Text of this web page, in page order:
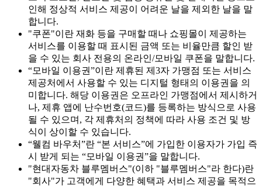
인해 정상적 서비스 제공이 어려운 날을 제외한 날을 말
합니다.
"쿠폰"이란 재화 등을 구매할 때나 쇼핑몰이 제공하는
서비스를 이용할 때 표시된 금액 또는 비율만큼 할인 받
을 수 있는 회사 전용의 온라인/모바일 쿠폰을 말합니다.
“모바일 이용권”이란 제휴된 제3자 가맹점 또는 서비스
제공처에서 사용할 수 있는 디지털 형태의 이용권을 의
미합니다. 해당 이용권은 오프라인 가맹점에서 제시하거
나, 제휴 앱에 난수번호(코드)를 등록하는 방식으로 사용
될 수 있으며, 각 제휴처의 정책에 따라 사용 조건 및 방
식이 상이할 수 있습니다.
“웰컴 바우처”란 “본 서비스”에 가입한 이용자가 가입 즉
시 받게 되는 “모바일 이용권”을 말합니다.
"현대자동차 블루멤버스"(이하 "블루멤버스"라 한다)란
"회사"가 고객에게 다양한 혜택과 서비스 제공을 목적으